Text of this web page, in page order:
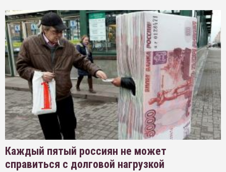
Каждый пятый россиян не может
справиться с долговой нагрузкой